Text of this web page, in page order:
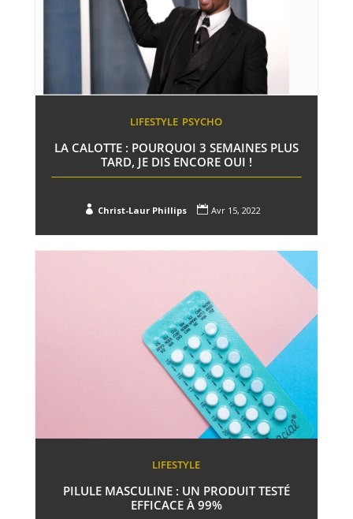
LIFESTYLE PSYCHO
LA CALOTTE : POURQUOI 3 SEMAINES PLUS
TARD, JE DIS ENCORE OUI !
 Christ-Laur Phillips  Avr 15, 2022
LIFESTYLE
PILULE MASCULINE : UN PRODUIT TESTÉ
EFFICACE À 99%